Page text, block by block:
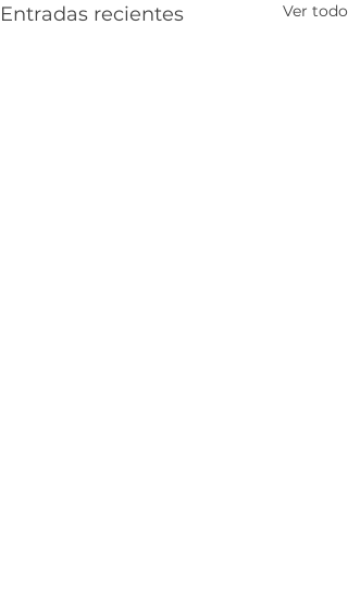
Entradas recientes Ver todo